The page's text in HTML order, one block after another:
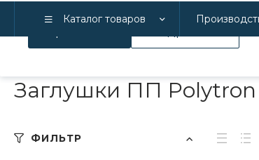
Каталог товаров
Заглушки ПП Polytron
ФИЛЬТР